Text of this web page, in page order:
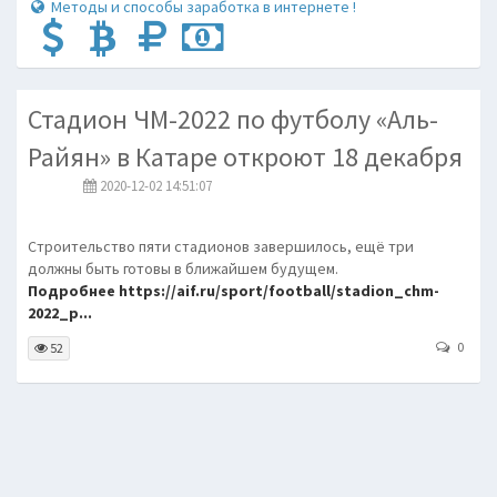
Методы и способы заработка в интернете !
Стадион ЧМ-2022 по футболу «Аль-
Райян» в Катаре откроют 18 декабря
2020-12-02 14:51:07
Строительство пяти стадионов завершилось, ещё три
должны быть готовы в ближайшем будущем.
Подробнее https://aif.ru/sport/football/stadion_chm-
2022_p...
52 0